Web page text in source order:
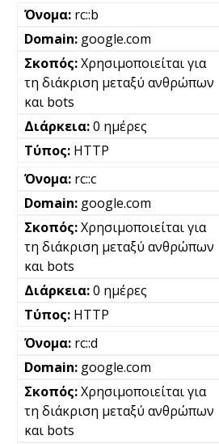
rc::b
google.com
Χρησιμοποιείται για
τη διάκριση μεταξύ ανθρώπων
και bots
0 ημέρες
HTTP
rc::c
google.com
Χρησιμοποιείται για
τη διάκριση μεταξύ ανθρώπων
και bots
0 ημέρες
HTTP
rc::d
google.com
Χρησιμοποιείται για
τη διάκριση μεταξύ ανθρώπων
και bots